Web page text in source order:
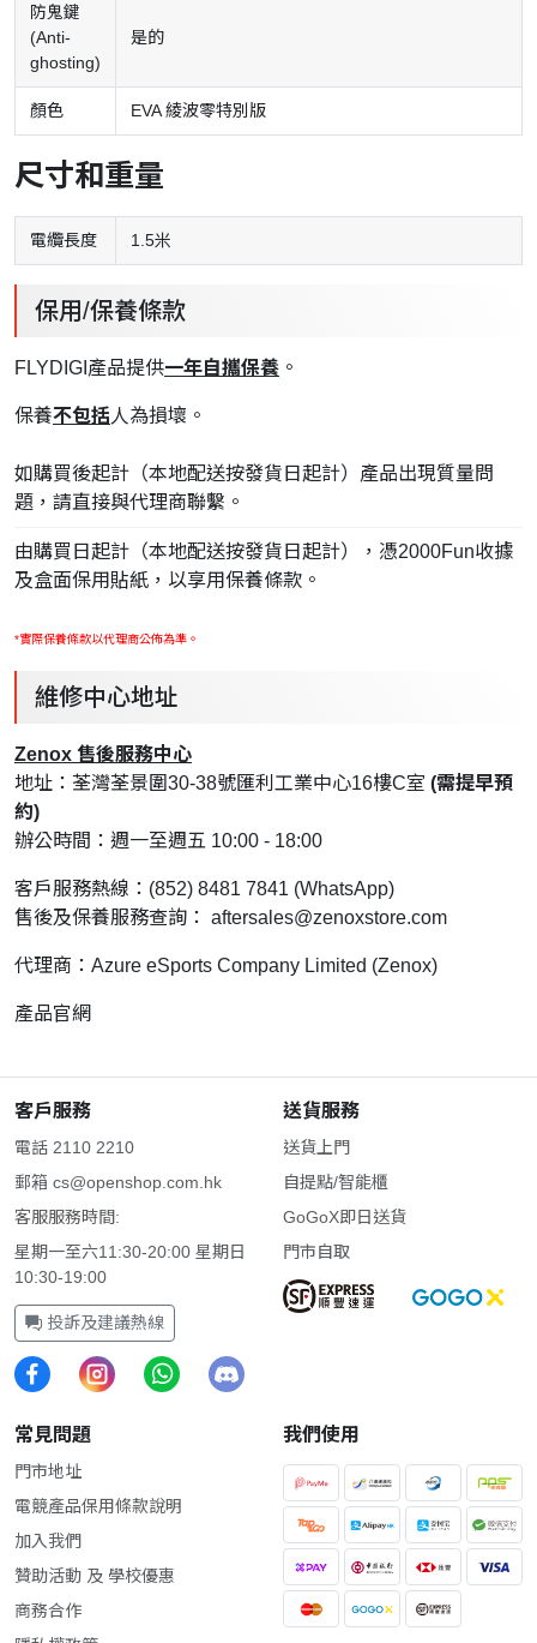
防鬼鍵
(Anti-
ghosting)
是的
顏色 EVA 綾波零特別版
尺寸和重量
電纜長度 1.5米
保用/保養條款
FLYDIGI產品提供一年自攜保養 。
保養不包括 人為損壞。
如購買後起計（本地配送按發貨日起計）產品出現質量問
題，請直接與代理商聯繫。
由購買日起計（本地配送按發貨日起計），憑2000Fun收據
及盒面保用貼紙，以享用保養條款。
*實際保養條款以代理商公佈為準。
維修中心地址
Zenox 售後服務中心
地址：荃灣荃景圍30-38號匯利工業中心16樓C室 (需提早預
約)
辦公時間：週一至週五 10:00 - 18:00
客戶服務熱線：(852) 8481 7841 (WhatsApp)
售後及保養服務查詢： aftersales@zenoxstore.com
代理商：Azure eSports Company Limited (Zenox)
產品官網
客戶服務
電話 2110 2210
郵箱 cs@openshop.com.hk
客服服務時間:
星期一至六11:30-20:00 星期日
10:30-19:00
投訴及建議熱線
送貨服務
送貨上門
自提點/智能櫃
GoGoX即日送貨
門市自取
常見問題
門市地址
電競產品保用條款說明
加入我們
贊助活動 及 學校優惠
商務合作
我們使用